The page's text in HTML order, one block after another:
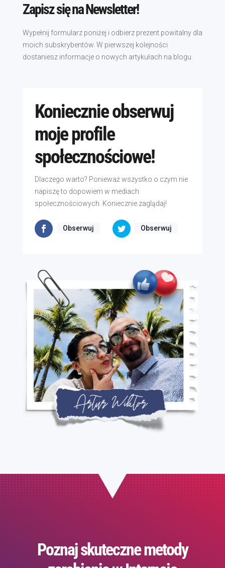
Zapisz się na Newsletter!
Wypełnij formularz poniżej i odbierz prezent powitalny dla
moich subskrybentów. W pierwszej kolejności
dostaniesz informacje o nowych artykułach na blogu.
Koniecznie obserwuj
moje profile
społecznościowe!
Dlaczego warto? Ponieważ wszystko o czym nie
napiszę to dopowiem w mediach
społecznościowych. Koniecznie zaglądaj!
Obserwuj Obserwuj
Poznaj skuteczne metody